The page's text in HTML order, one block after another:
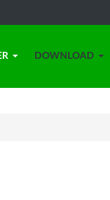
DOWNLOAD